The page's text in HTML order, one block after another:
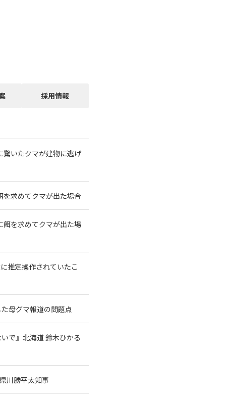
採用情報
いたクマが建物に逃げ
求めてクマが出た場合
を求めてクマが出た場
推定操作されていたこ
母グマ報道の問題点
で』北海道 鈴木ひかる
川勝平太知事